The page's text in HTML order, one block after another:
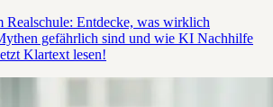
Entdecke, was wirklich
gefährlich sind und wie KI Nachhilfe
Klartext lesen!